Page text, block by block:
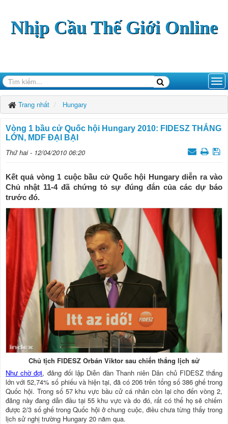
Nhịp Cầu Thế Giới Online
Trang nhất Hungary
Vòng 1 bầu cử Quốc hội Hungary 2010: FIDESZ THẮNG
LỚN, MDF ĐẠI BẠI
Thứ hai - 12/04/2010 06:20
Kết quả vòng 1 cuộc bầu cử Quốc hội Hungary diễn ra vào
Chủ nhật 11-4 đã chứng tỏ sự đúng đắn của các dự báo
trước đó.
Chủ tịch FIDESZ Orbán Viktor sau chiến thắng lịch sử
Như chờ đợi, đảng đối lập Diễn đàn Thanh niên Dân chủ FIDESZ thắng
lớn với 52,74% số phiếu và hiện tại, đã có 206 trên tổng số 386 ghế trong
Quốc hội. Trong số 57 khu vực bầu cử cá nhân còn lại cho đến vòng 2,
đảng này đang dẫn đầu tại 55 khu vực và do đó, rất có thể họ sẽ chiếm
được 2/3 số ghế trong Quốc hội ở chung cuộc, điều chưa từng thấy trong
lịch sử nghị trường Hungary 20 năm qua.